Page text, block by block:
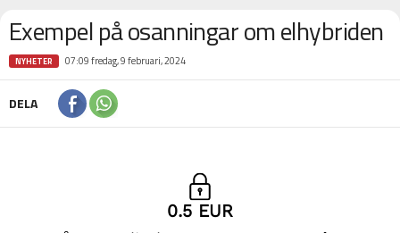
Exempel på osanningar om elhybriden
NYHETER 07:09 fredag, 9 februari, 2024
DELA